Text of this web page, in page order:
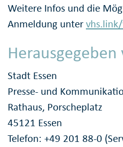
Weitere Infos und die
Anmeldung unter
Herausgegeben
Stadt Essen
Presse- und
Rathaus, Porscheplatz
45121 Essen
Telefon: +49 201 88-0